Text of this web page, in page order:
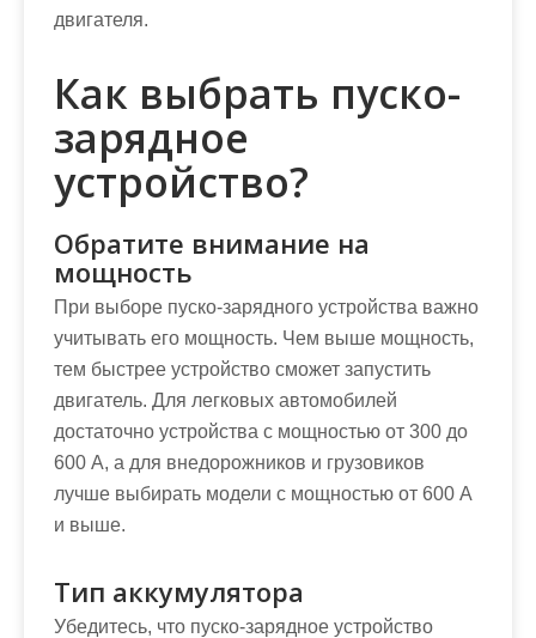
двигателя.
Как выбрать пуско-
зарядное
устройство?
Обратите внимание на
мощность
При выборе пуско-зарядного устройства важно
учитывать его мощность. Чем выше мощность,
тем быстрее устройство сможет запустить
двигатель. Для легковых автомобилей
достаточно устройства с мощностью от 300 до
600 А, а для внедорожников и грузовиков
лучше выбирать модели с мощностью от 600 А
и выше.
Тип аккумулятора
Убедитесь, что пуско-зарядное устройство